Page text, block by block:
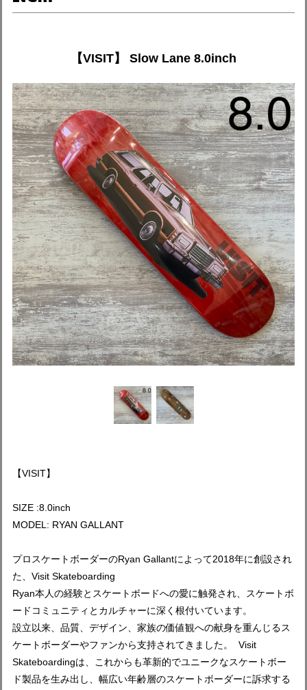
【VISIT】 Slow Lane 8.0inch
【VISIT】
SIZE :8.0inch
MODEL: RYAN GALLANT
プロスケートボーダーのRyan Gallantによって2018年に創設され
た、Visit Skateboarding
Ryan本人の経験とスケートボードへの愛に触発され、スケートボ
ードコミュニティとカルチャーに深く根付いています。
設立以来、品質、デザイン、家族の価値観への献身を重んじるス
ケートボーダーやファンから支持されてきました。 Visit
Skateboardingは、これからも革新的でユニークなスケートボー
ド製品を生み出し、幅広い年齢層のスケートボーダーに訴求する